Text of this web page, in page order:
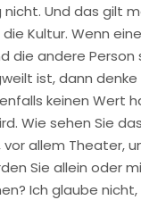
nicht. Und das gilt
Kultur. Wenn
die andere
ist, dann denke
keinen Wert
Wie sehen Sie
allem Theater,
Sie allein oder
Ich glaube